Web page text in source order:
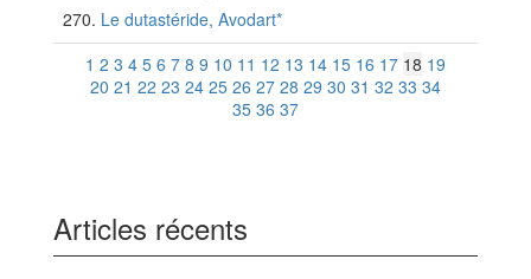
Le dutastéride, Avodart*
1 2 3 4 5 6 7 8 9 10 11 12 13 14 15 16 17 18 19
20 21 22 23 24 25 26 27 28 29 30 31 32 33 34
35 36 37
Articles récents